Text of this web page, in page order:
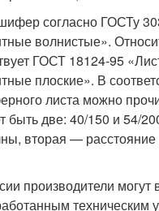
согласно ГОСТу
волнистые».
ГОСТ 18124-95
плоские». В
листа можно
быть две: 40/150 и 54/
вторая —
производители
техническим